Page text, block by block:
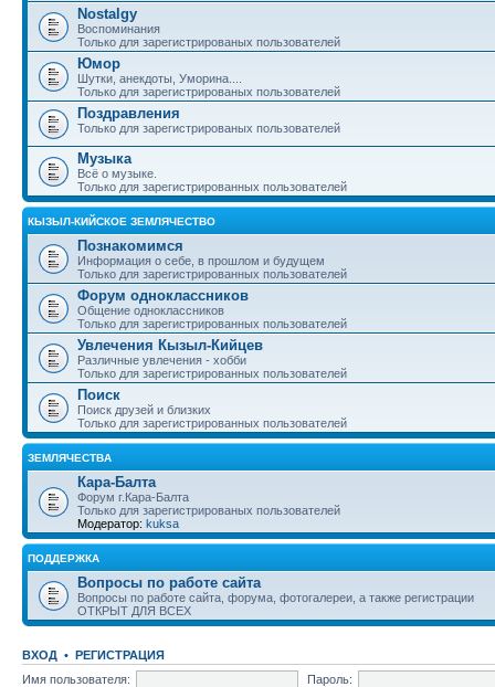
Nostalgy
Воспоминания
Только для зарегистрированых пользователей
Юмор
Шутки, анекдоты, Уморина....
Только для зарегистрированых пользователей
Поздравления
Только для зарегистрированых пользователей
Музыка
Всё о музыке.
Только для зарегистрированных пользователей
КЫЗЫЛ-КИЙСКОЕ ЗЕМЛЯЧЕСТВО
Познакомимся
Информация о себе, в прошлом и будущем
Только для зарегистрированных пользователей
Форум одноклассников
Общение одноклассников
Только для зарегистрированных пользователей
Увлечения Кызыл-Кийцев
Различные увлечения - хобби
Только для зарегистрированных пользователей
Поиск
Поиск друзей и близких
Только для зарегистрированных пользователей
ЗЕМЛЯЧЕСТВА
Кара-Балта
Форум г.Кара-Балта
Только для зарегистрированых пользователей
Модератор: kuksa
ПОДДЕРЖКА
Вопросы по работе сайта
Вопросы по работе сайта, форума, фотогалереи, а также регистрации
ОТКРЫТ ДЛЯ ВСЕХ
ВХОД • РЕГИСТРАЦИЯ
Имя пользователя:
Пароль: